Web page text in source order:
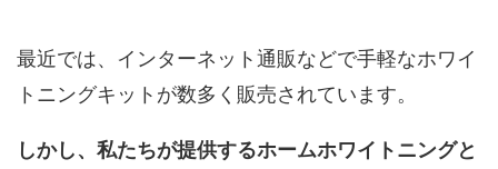
最近では、インターネット通販などで手軽なホワイ
トニングキットが数多く販売されています。
しかし、私たちが提供するホームホワイトニングと